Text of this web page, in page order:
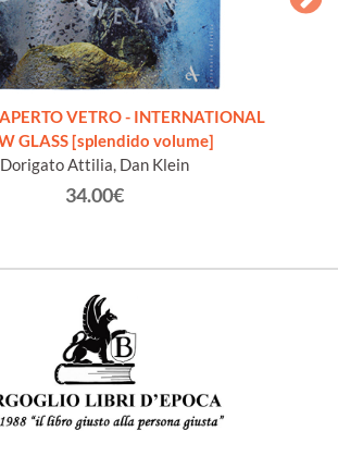
VETRO - INTERNATIONAL
GLASS [splendido volume]
Dorigato Attilia, Dan Klein
34.00€